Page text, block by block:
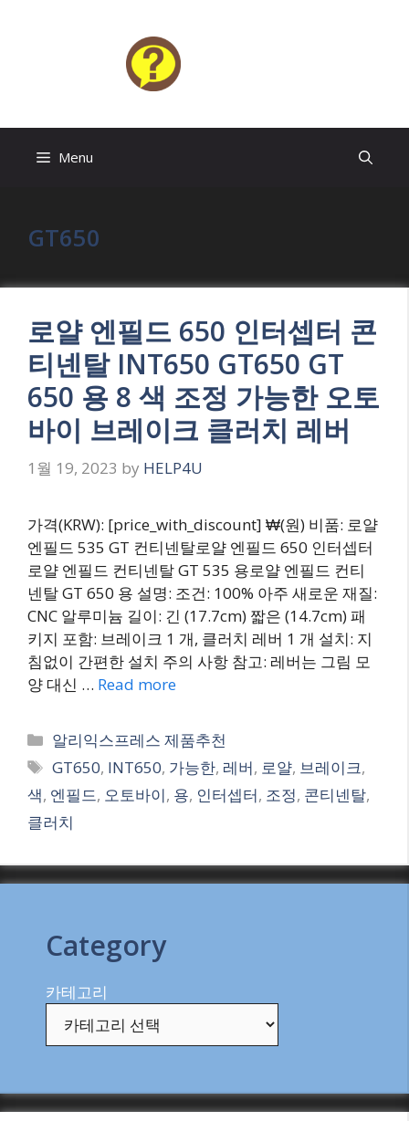
Menu
GT650
로얄 엔필드 650 인터셉터 콘
티넨탈 INT650 GT650 GT
650 용 8 색 조정 가능한 오토
바이 브레이크 클러치 레버
1월 19, 2023 by HELP4U
가격(KRW): [price_with_discount] ₩(원) 비품: 로얄
엔필드 535 GT 컨티넨탈로얄 엔필드 650 인터셉터
로얄 엔필드 컨티넨탈 GT 535 용로얄 엔필드 컨티
넨탈 GT 650 용 설명: 조건: 100% 아주 새로운 재질:
CNC 알루미늄 길이: 긴 (17.7cm) 짧은 (14.7cm) 패
키지 포함: 브레이크 1 개, 클러치 레버 1 개 설치: 지
침없이 간편한 설치 주의 사항 참고: 레버는 그림 모
양 대신 … Read more
Categories
알리익스프레스 제품추천
Tags
GT650, INT650, 가능한, 레버, 로얄, 브레이크,
색, 엔필드, 오토바이, 용, 인터셉터, 조정, 콘티넨탈,
클러치
Category
카테고리